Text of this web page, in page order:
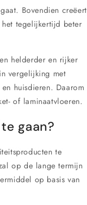
Bovendien creëert
het tegelijkertijd beter
helderder en rijker
vergelijking met
huisdieren. Daarom
of laminaatvloeren.
gaan?
te
op de lange termijn
op basis van